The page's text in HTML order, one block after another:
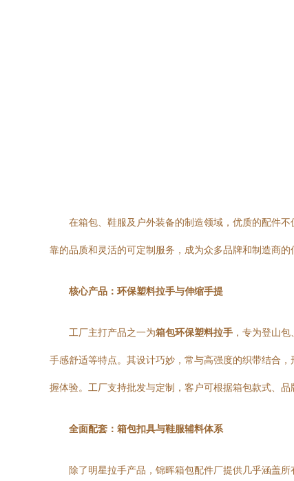
在箱包、鞋服及户外装备的制造领域，优质的配件
靠的品质和灵活的可定制服务，成为众多品牌和制造商的
核心产品：环保塑料拉手与伸缩手提
工厂主打产品之一为箱包环保塑料拉手 ，专为登山
手感舒适等特点。其设计巧妙，常与高强度的织带结合，
握体验。工厂支持批发与定制，客户可根据箱包款式、
全面配套：箱包扣具与鞋服辅料体系
除了明星拉手产品，锦晖箱包配件厂提供几乎涵盖